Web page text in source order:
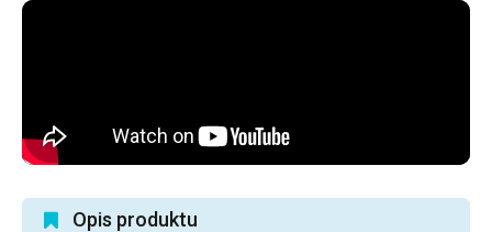
Opis produktu